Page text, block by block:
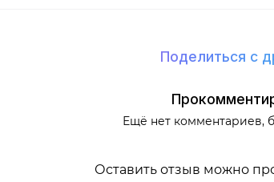
Поделиться с
Ещё нет комментариев,
Оставить отзыв можно